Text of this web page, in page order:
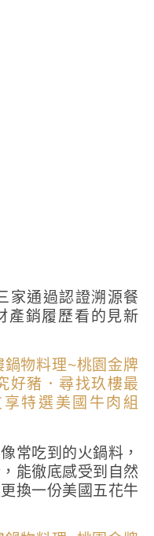
家通過認證溯源餐
產銷履歷看的見新
常吃到的火鍋料，
能徹底感受到自然
換一份美國五花牛